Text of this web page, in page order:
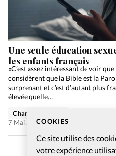
COOKIES
Ce site utilise des
votre expérience
Une seule éducation
les enfants français
«C’est assez intéressant de voir
considèrent que la Bible est la
surprenant et c’est d’autant plus
élevée quelle…
Charlotte Moulin
7 Mai 2025